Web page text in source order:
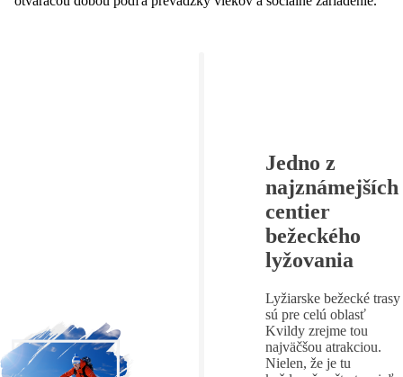
Jedno z
najznámejších
centier
bežeckého
lyžovania
Lyžiarske bežecké trasy
sú pre celú oblasť
Kvildy zrejme tou
najväčšou atrakciou.
Nielen, že je tu